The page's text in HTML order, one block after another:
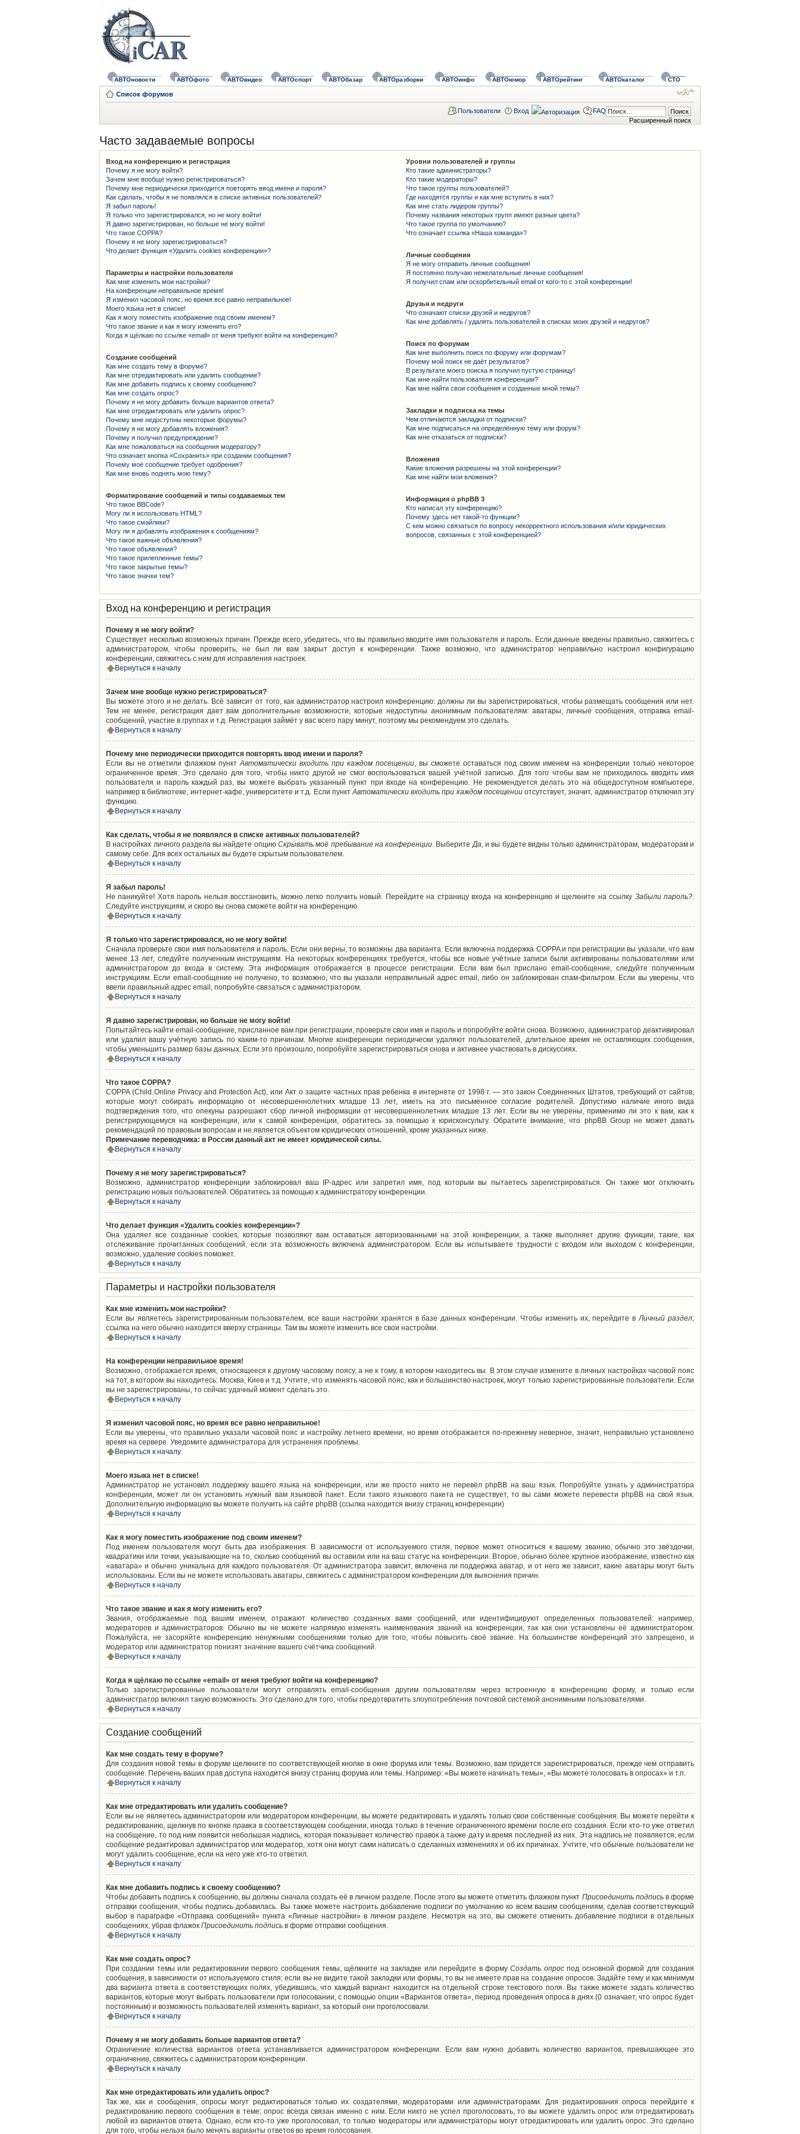
АВТОновости АВТОфото АВТОвидео АВТОспорт АВТОбазар АВТОразборки АВТОинфо АВТОюмор АВТОрейтинг АВТОкаталог СТО
Список форумов
Расширенный поиск
Пользователи Вход FAQ
Часто задаваемые вопросы
Вход на конференцию и регистрация
Почему я не могу войти?
Зачем мне вообще нужно регистрироваться?
Почему мне периодически приходится повторять ввод имени и пароля?
Как сделать, чтобы я не появлялся в списке активных пользователей?
Я забыл пароль!
Я только что зарегистрировался, но не могу войти!
Я давно зарегистрирован, но больше не могу войти!
Что такое COPPA?
Почему я не могу зарегистрироваться?
Что делает функция «Удалить cookies конференции»?
Параметры и настройки пользователя
Как мне изменить мои настройки?
На конференции неправильное время!
Я изменил часовой пояс, но время все равно неправильное!
Моего языка нет в списке!
Как я могу поместить изображение под своим именем?
Что такое звание и как я могу изменить его?
Когда я щёлкаю по ссылке «email» от меня требуют войти на конференцию?
Создание сообщений
Как мне создать тему в форуме?
Как мне отредактировать или удалить сообщение?
Как мне добавить подпись к своему сообщению?
Как мне создать опрос?
Почему я не могу добавить больше вариантов ответа?
Как мне отредактировать или удалить опрос?
Почему мне недоступны некоторые форумы?
Почему я не могу добавлять вложения?
Почему я получил предупреждение?
Как мне пожаловаться на сообщения модератору?
Что означает кнопка «Сохранить» при создании сообщения?
Почему моё сообщение требует одобрения?
Как мне вновь поднять мою тему?
Форматирование сообщений и типы создаваемых тем
Что такое BBCode?
Могу ли я использовать HTML?
Что такое смайлики?
Могу ли я добавлять изображения к сообщениям?
Что такое важные объявления?
Что такое объявления?
Что такое прилепленные темы?
Что такое закрытые темы?
Что такое значки тем?
Уровни пользователей и группы
Кто такие администраторы?
Кто такие модераторы?
Что такое группы пользователей?
Где находятся группы и как мне вступить в них?
Как мне стать лидером группы?
Почему названия некоторых групп имеют разные цвета?
Что такое группа по умолчанию?
Что означает ссылка «Наша команда»?
Личные сообщения
Я не могу отправить личные сообщения!
Я постоянно получаю нежелательные личные сообщения!
Я получил спам или оскорбительный email от кого-то с этой конференции!
Друзья и недруги
Что означают списки друзей и недругов?
Как мне добавлять / удалять пользователей в списках моих друзей и недругов?
Поиск по форумам
Как мне выполнить поиск по форуму или форумам?
Почему мой поиск не даёт результатов?
В результате моего поиска я получил пустую страницу!
Как мне найти пользователя конференции?
Как мне найти свои сообщения и созданные мной темы?
Закладки и подписка на темы
Чем отличаются закладки от подписки?
Как мне подписаться на определённую тему или форум?
Как мне отказаться от подписки?
Вложения
Какие вложения разрешены на этой конференции?
Как мне найти мои вложения?
Информация о phpBB 3
Кто написал эту конференцию?
Почему здесь нет такой-то функции?
С кем можно связаться по вопросу некорректного использования и/или юридических
вопросов, связанных с этой конференцией?
Вход на конференцию и регистрация
Почему я не могу войти?
Существует несколько возможных причин. Прежде всего, убедитесь, что вы правильно вводите имя пользователя и пароль. Если данные введены правильно, свяжитесь с
администратором, чтобы проверить, не был ли вам закрыт доступ к конференции. Также возможно, что администратор неправильно настроил конфигурацию
конференции, свяжитесь с ним для исправления настроек.
Вернуться к началу
Зачем мне вообще нужно регистрироваться?
Вы можете этого и не делать. Всё зависит от того, как администратор настроил конференцию: должны ли вы зарегистрироваться, чтобы размещать сообщения или нет.
Тем не менее, регистрация дает вам дополнительные возможности, которые недоступны анонимным пользователям: аватары, личные сообщения, отправка email-
сообщений, участие в группах и т.д. Регистрация займёт у вас всего пару минут, поэтому мы рекомендуем это сделать.
Вернуться к началу
Почему мне периодически приходится повторять ввод имени и пароля?
Если вы не отметили флажком пунктАвтоматически входить при каждом посещении, вы сможете оставаться под своим именем на конференции только некоторое
ограниченное время. Это сделано для того, чтобы никто другой не смог воспользоваться вашей учётной записью. Для того чтобы вам не приходилось вводить имя
пользователя и пароль каждый раз, вы можете выбрать указанный пункт при входе на конференцию. Не рекомендуется делать это на общедоступном компьютере,
например в библиотеке, интернет-кафе, университете и т.д. Если пунктАвтоматически входить при каждом посещенииотсутствует, значит, администратор отключил эту
функцию.
Вернуться к началу
Как сделать, чтобы я не появлялся в списке активных пользователей?
В настройках личного раздела вы найдете опцию Скрывать моё пребывание на конференции. ВыберитеДа, и вы будете видны только администраторам, модераторам и
самому себе. Для всех остальных вы будете скрытым пользователем.
Вернуться к началу
Я забыл пароль!
Не паникуйте! Хотя пароль нельзя восстановить, можно легко получить новый. Перейдите на страницу входа на конференцию и щелкните на ссылку Забыли пароль?.
Следуйте инструкциям, и скоро вы снова сможете войти на конференцию.
Вернуться к началу
Я только что зарегистрировался, но не могу войти!
Сначала проверьте свои имя пользователя и пароль. Если они верны, то возможны два варианта. Если включена поддержка COPPA и при регистрации вы указали, что вам
менее 13 лет, следуйте полученным инструкциям. На некоторых конференциях требуется, чтобы все новые учётные записи были активированы пользователями или
администратором до входа в систему. Эта информация отображается в процессе регистрации. Если вам был прислано email-сообщение, следуйте полученным
инструкциям. Если email-сообщение не получено, то возможно, что вы указали неправильный адрес email, либо он заблокирован спам-фильтром. Если вы уверены, что
ввели правильный адрес email, попробуйте связаться с администратором.
Вернуться к началу
Я давно зарегистрирован, но больше не могу войти!
Попытайтесь найти email-сообщение, присланное вам при регистрации, проверьте свои имя и пароль и попробуйте войти снова. Возможно, администратор деактивировал
или удалил вашу учётную запись по каким-то причинам. Многие конференции периодически удаляют пользователей, длительное время не оставляющих сообщения,
чтобы уменьшить размер базы данных. Если это произошло, попробуйте зарегистрироваться снова и активнее участвовать в дискуссиях.
Вернуться к началу
Что такое COPPA?
COPPA (Child Online Privacy and Protection Act), или Акт о защите частных прав ребенка в интернете от 1998 г. — это закон Соединенных Штатов, требующий от сайтов,
которые могут собирать информацию от несовершеннолетних младше 13 лет, иметь на это письменное согласие родителей. Допустимо наличие иного вида
подтверждения того, что опекуны разрешают сбор личной информации от несовершеннолетних младше 13 лет. Если вы не уверены, применимо ли это к вам, как к
регистрирующемуся на конференции, или к самой конференции, обратитесь за помощью к юрисконсульту. Обратите внимание, что phpBB Group не может давать
рекомендаций по правовым вопросам и не является объектом юридических отношений, кроме указанных ниже.
Примечание переводчика: в России данный акт не имеет юридической силы.
Вернуться к началу
Почему я не могу зарегистрироваться?
Возможно, администратор конференции заблокировал ваш IP-адрес или запретил имя, под которым вы пытаетесь зарегистрироваться. Он также мог отключить
регистрацию новых пользователей. Обратитесь за помощью к администратору конференции.
Вернуться к началу
Что делает функция «Удалить cookies конференции»?
Она удаляет все созданные cookies, которые позволяют вам оставаться авторизованными на этой конференции, а также выполняет другие функции, такие, как
отслеживание прочитанных сообщений, если эта возможность включена администратором. Если вы испытываете трудности с входом или выходом с конференции,
возможно, удаление cookies поможет.
Вернуться к началу
Параметры и настройки пользователя
Как мне изменить мои настройки?
Если вы являетесь зарегистрированным пользователем, все ваши настройки хранятся в базе данных конференции. Чтобы изменить их, перейдите вЛичный раздел;
ссылка на него обычно находится вверху страницы. Там вы можете изменить все свои настройки.
Вернуться к началу
На конференции неправильное время!
Возможно, отображается время, относящееся к другому часовому поясу, а не к тому, в котором находитесь вы. В этом случае измените в личных настройках часовой пояс
на тот, в котором вы находитесь: Москва, Киев и т.д. Учтите, что изменять часовой пояс, как и большинство настроек, могут только зарегистрированные пользователи. Если
вы не зарегистрированы, то сейчас удачный момент сделать это.
Вернуться к началу
Я изменил часовой пояс, но время все равно неправильное!
Если вы уверены, что правильно указали часовой пояс и настройку летнего времени, но время отображается по-прежнему неверное, значит, неправильно установлено
время на сервере. Уведомите администратора для устранения проблемы.
Вернуться к началу
Моего языка нет в списке!
Администратор не установил поддержку вашего языка на конференции, или же просто никто не перевёл phpBB на ваш язык. Попробуйте узнать у администратора
конференции, может ли он установить нужный вам языковой пакет. Если такого языкового пакета не существует, то вы сами можете перевести phpBB на свой язык.
Дополнительную информацию вы можете получить на сайте phpBB (ссылка находится внизу страниц конференции)
Вернуться к началу
Как я могу поместить изображение под своим именем?
Под именем пользователя могут быть два изображения. В зависимости от используемого стиля, первое может относиться к вашему званию, обычно это звёздочки,
квадратики или точки, указывающие на то, сколько сообщений вы оставили или на ваш статус на конференции. Второе, обычно более крупное изображение, известно как
«аватара» и обычно уникальна для каждого пользователя. От администратора зависит, включена ли поддержка аватар, и от него же зависит, какие аватары могут быть
использованы. Если вы не можете использовать аватары, свяжитесь с администратором конференции для выяснения причин.
Вернуться к началу
Что такое звание и как я могу изменить его?
Звания, отображаемые под вашим именем, отражают количество созданных вами сообщений, или идентифицируют определенных пользователей: например,
модераторов и администраторов. Обычно вы не можете напрямую изменять наименования званий на конференции, так как они установлены её администратором.
Пожалуйста, не засоряйте конференцию ненужными сообщениями только для того, чтобы повысить своё звание. На большинстве конференций это запрещено, и
модератор или администратор понизят значение вашего счётчика сообщений.
Вернуться к началу
Когда я щёлкаю по ссылке «email» от меня требуют войти на конференцию?
Только зарегистрированные пользователи могут отправлять email-сообщения другим пользователям через встроенную в конференцию форму, и только если
администратор включил такую возможность. Это сделано для того, чтобы предотвратить злоупотребления почтовой системой анонимными пользователями.
Вернуться к началу
Создание сообщений
Как мне создать тему в форуме?
Для создания новой темы в форуме щелкните по соответствующей кнопке в окне форума или темы. Возможно, вам придется зарегистрироваться, прежде чем отправить
сообщение. Перечень ваших прав доступа находится внизу страниц форума или темы. Например: «Вы можете начинать темы», «Вы можете голосовать в опросах» и т.п.
Вернуться к началу
Как мне отредактировать или удалить сообщение?
Если вы не являетесь администратором или модератором конференции, вы можете редактировать и удалять только свои собственные сообщения. Вы можете перейти к
редактированию, щелкнув по кнопкеправка в соответствующем сообщении, иногда только в течение ограниченного времени после его создания. Если кто-то уже ответил
на сообщение, то под ним появится небольшая надпись, которая показывает количество правок а также дату и время последней из них. Эта надпись не появляется, если
сообщение редактировал администратор или модератор, хотя они могут сами написать о сделанных изменениях и об их причинах. Учтите, что обычные пользователи не
могут удалить сообщение, если на него уже кто-то ответил.
Вернуться к началу
Как мне добавить подпись к своему сообщению?
Чтобы добавить подпись к сообщению, вы должны сначала создать её в личном разделе. После этого вы можете отметить флажком пункт Присоединить подписьв форме
отправки сообщения, чтобы подпись добавилась. Вы также можете настроить добавление подписи по умолчанию ко всем вашим сообщениям, сделав соответствующий
выбор в параграфе «Отправка сообщений» пункта «Личные настройки» в личном разделе. Несмотря на это, вы сможете отменить добавление подписи в отдельных
сообщениях, убрав флажок Присоединить подпись в форме отправки сообщения.
Вернуться к началу
Как мне создать опрос?
При создании темы или редактировании первого сообщения темы, щёлкните на закладке или перейдите в формуСоздать опроспод основной формой для создания
сообщения, в зависимости от используемого стиля; если вы не видите такой закладки или формы, то вы не имеете прав на создание опросов. Задайте тему и как минимум
два варианта ответа в соответствующих полях, убедившись, что каждый вариант находится на отдельной строке текстового поля. Вы также можете задать количество
вариантов, которые могут выбрать пользователи при голосовании, с помощью опции «Вариантов ответа», период проведения опроса в днях (0 означает, что опрос будет
постоянным) и возможность пользователей изменять вариант, за который они проголосовали.
Вернуться к началу
Почему я не могу добавить больше вариантов ответа?
Ограничение количества вариантов ответа устанавливается администратором конференции. Если вам нужно добавить количество вариантов, превышающее это
ограничение, свяжитесь с администратором конференции.
Вернуться к началу
Как мне отредактировать или удалить опрос?
Так же, как и сообщения, опросы могут редактироваться только их создателями, модераторами или администраторами. Для редактирования опроса перейдите к
редактированию первого сообщения в теме; опрос всегда связан именно с ним. Если никто не успел проголосовать, то вы можете удалить опрос или отредактировать
любой из вариантов ответа. Однако, если кто-то уже проголосовал, то только модераторы или администраторы могут отредактировать или удалить опрос. Это сделано
для того, чтобы нельзя было менять варианты ответов во время голосования.